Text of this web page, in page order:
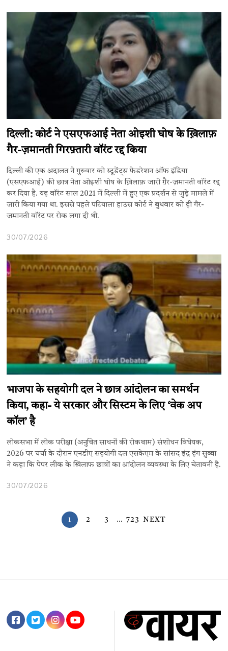
दिल्ली: कोर्ट ने एसएफआई नेता ओइशी घोष के ख़िलाफ़
गैर-ज़मानती गिरफ़्तारी वॉरंट रद्द किया
दिल्ली की एक अदालत ने गुरुवार को स्टूडेंट्स फेडरेशन ऑफ इंडिया
(एसएफआई) की छात्र नेता ओइशी घोष के ख़िलाफ़ जारी ग़ैर-ज़मानती वॉरंट रद्द
कर दिया है. यह वॉरंट साल 2021 में दिल्ली में हुए एक प्रदर्शन से जुड़े मामले में
जारी किया गया था. इससे पहले पटियाला हाउस कोर्ट ने बुधवार को ही गैर-
जमानती वॉरंट पर रोक लगा दी थी.
30/07/2026
भाजपा के सहयोगी दल ने छात्र आंदोलन का समर्थन
किया, कहा- ये सरकार और सिस्टम के लिए ‘वेक अप
कॉल’ है
लोकसभा में लोक परीक्षा (अनुचित साधनों की रोकथाम) संशोधन विधेयक,
2026 पर चर्चा के दौरान एनडीए सहयोगी दल एसकेएम के सांसद इंद्र हंग सुब्बा
ने कहा कि पेपर लीक के खिलाफ छात्रों का आंदोलन व्यवस्था के लिए चेतावनी है.
30/07/2026
1 2 3 … 723 NEXT